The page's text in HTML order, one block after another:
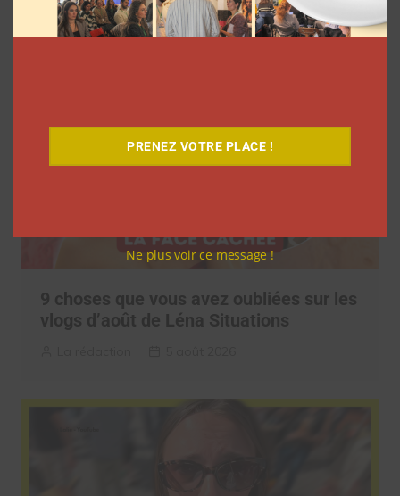
Clara Phelippeaux 5 août 2026
9 choses que vous avez oubliées sur les
vlogs d’août de Léna Situations
PRENEZ VOTRE PLACE !
Ne plus voir ce message !